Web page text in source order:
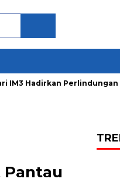
IM3 Hadirkan
Pantau